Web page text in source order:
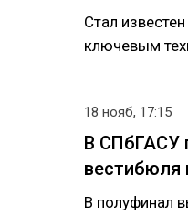
Стал
ключевым
18 нояб, 17:15
В СПбГАСУ
вестибюля
В полуфинал